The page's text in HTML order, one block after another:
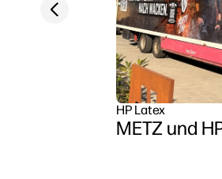
HP Latex
METZ
Previous slide